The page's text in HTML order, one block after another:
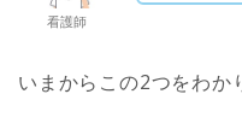
看護師
いまからこの2つをわか